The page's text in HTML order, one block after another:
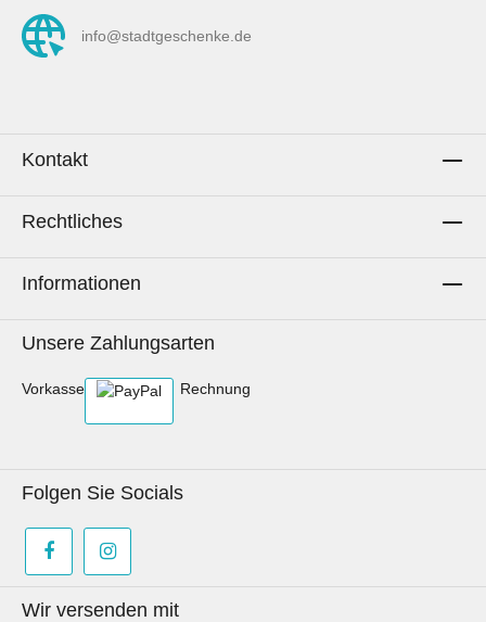
info@stadtgeschenke.de
Kontakt
Rechtliches
Informationen
Unsere Zahlungsarten
Vorkasse Rechnung
Folgen Sie Socials
Wir versenden mit